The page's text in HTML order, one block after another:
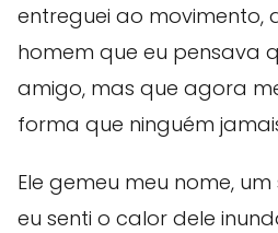
entreguei ao movimento,
homem que eu pensava
amigo, mas que agora
forma que ninguém
Ele gemeu meu nome,
eu senti o calor dele